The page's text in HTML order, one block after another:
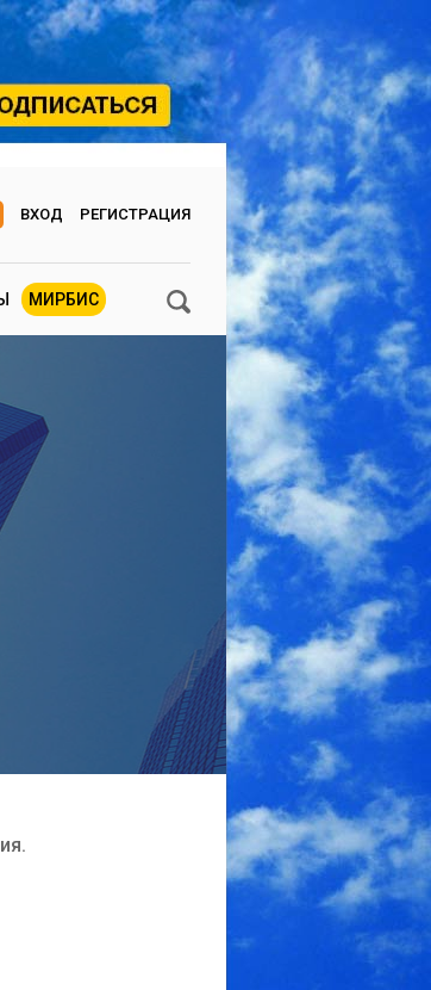
ВХОД РЕГИСТРАЦИЯ
МИРБИС